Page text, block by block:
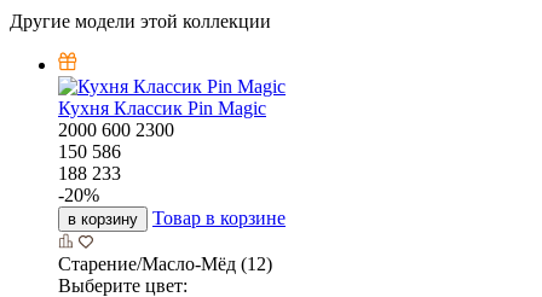
Другие модели этой коллекции
Кухня Классик Pin Magic
2000 600 2300
150 586
188 233
-20%
в корзину Товар в корзине
Старение/Масло-Мёд (12)
Выберите цвет: